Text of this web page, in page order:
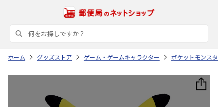
ホーム グッズストア ゲーム・ゲームキャラクター ポケットモンス